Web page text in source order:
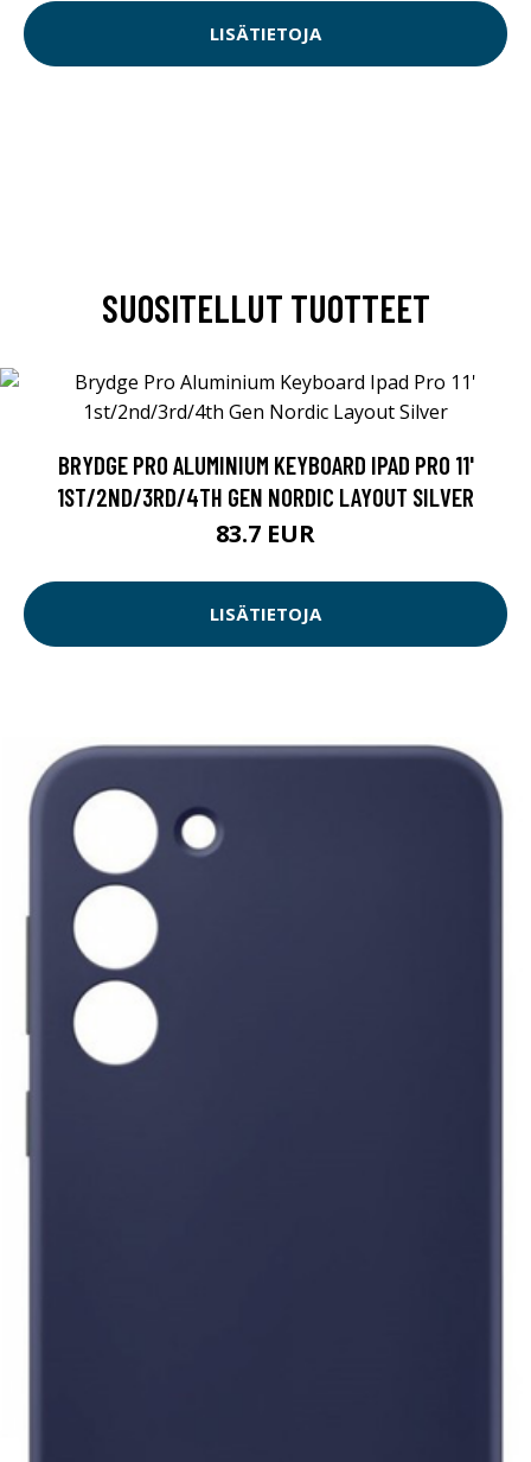
LISÄTIETOJA
SUOSITELLUT TUOTTEET
BRYDGE PRO ALUMINIUM KEYBOARD IPAD PRO 11'
1ST/2ND/3RD/4TH GEN NORDIC LAYOUT SILVER
83.7 EUR
LISÄTIETOJA